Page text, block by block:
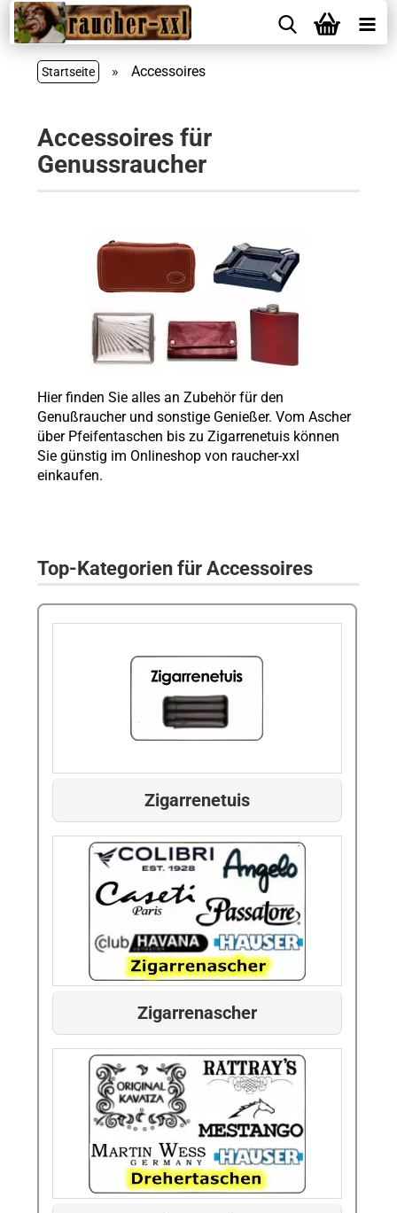
Startseite » Accessoires
Accessoires für
Genussraucher
Hier finden Sie alles an Zubehör für den
Genußraucher und sonstige Genießer. Vom Ascher
über Pfeifentaschen bis zu Zigarrenetuis können
Sie günstig im Onlineshop von raucher-xxl
einkaufen.
Top-Kategorien für Accessoires
Zigarrenetuis
Zigarrenascher